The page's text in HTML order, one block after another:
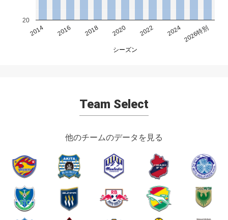
2014 2016 2018 2020 2022 2024 2026特別
20
シーズン
Team Select
他のチームのデータを見る